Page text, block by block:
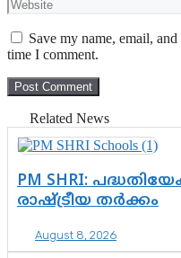
Save my name, email,
time I comment.
Related News
PM SHRI:
രാഷ്ട്രീയ തർക്കം
August 8, 2026